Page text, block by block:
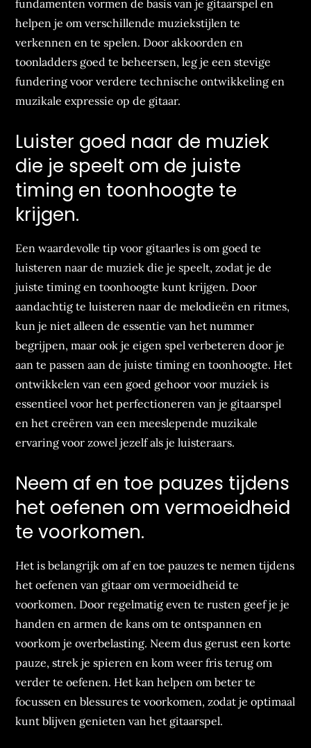
fundamenten vormen de basis van je gitaarspel en
helpen je om verschillende muziekstijlen te
verkennen en te spelen. Door akkoorden en
toonladders goed te beheersen, leg je een stevige
fundering voor verdere technische ontwikkeling en
muzikale expressie op de gitaar.
Luister goed naar de muziek
die je speelt om de juiste
timing en toonhoogte te
krijgen.
Een waardevolle tip voor gitaarles is om goed te
luisteren naar de muziek die je speelt, zodat je de
juiste timing en toonhoogte kunt krijgen. Door
aandachtig te luisteren naar de melodieën en ritmes,
kun je niet alleen de essentie van het nummer
begrijpen, maar ook je eigen spel verbeteren door je
aan te passen aan de juiste timing en toonhoogte. Het
ontwikkelen van een goed gehoor voor muziek is
essentieel voor het perfectioneren van je gitaarspel
en het creëren van een meeslepende muzikale
ervaring voor zowel jezelf als je luisteraars.
Neem af en toe pauzes tijdens
het oefenen om vermoeidheid
te voorkomen.
Het is belangrijk om af en toe pauzes te nemen tijdens
het oefenen van gitaar om vermoeidheid te
voorkomen. Door regelmatig even te rusten geef je je
handen en armen de kans om te ontspannen en
voorkom je overbelasting. Neem dus gerust een korte
pauze, strek je spieren en kom weer fris terug om
verder te oefenen. Het kan helpen om beter te
focussen en blessures te voorkomen, zodat je optimaal
kunt blijven genieten van het gitaarspel.